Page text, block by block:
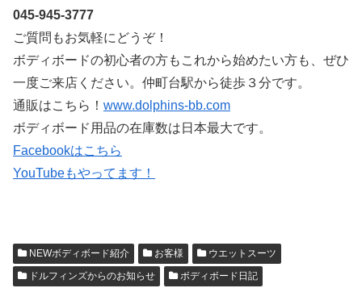
045-945-3777
ご質問もお気軽にどうぞ！
ボディボードの初心者の方もこれから始めたい方も、ぜひ
一度ご来店ください。仲町台駅から徒歩３分です。
通販はこちら！ www.dolphins-bb.com
ボディボード用品の在庫数は日本最大です。
Facebookはこちら
YouTubeもやってます！
NEWボディボード紹介 お客様
ウエットスーツ
ドルフィンズからのお知らせ
ボディボード日記